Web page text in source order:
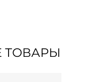
ТОВАРЫ